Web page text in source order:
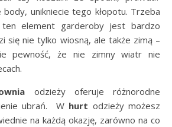
body, unikniecie tego kłopotu. Trzeba
element garderoby jest bardzo
się nie tylko wiosną, ale także zimą –
pewność, że nie zimny wiatr nie
odzieży oferuje różnorodne
ubrań. W hurt odzieży możesz
na każdą okazję, zarówno na co